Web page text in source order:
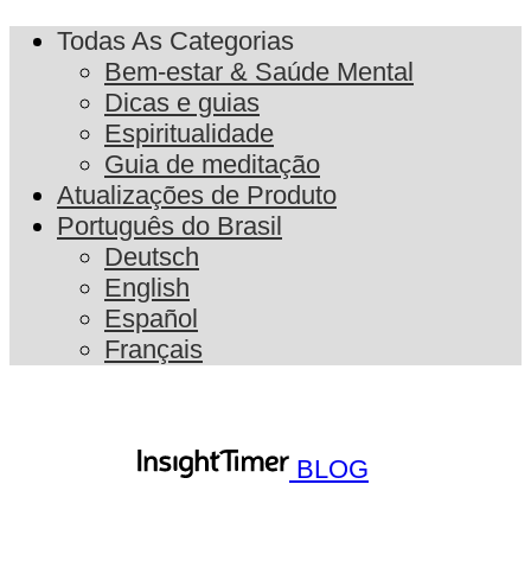
Todas As Categorias
Bem-estar & Saúde Mental
Dicas e guias
Espiritualidade
Guia de meditação
Atualizações de Produto
Português do Brasil
Deutsch
English
Español
Français
BLOG